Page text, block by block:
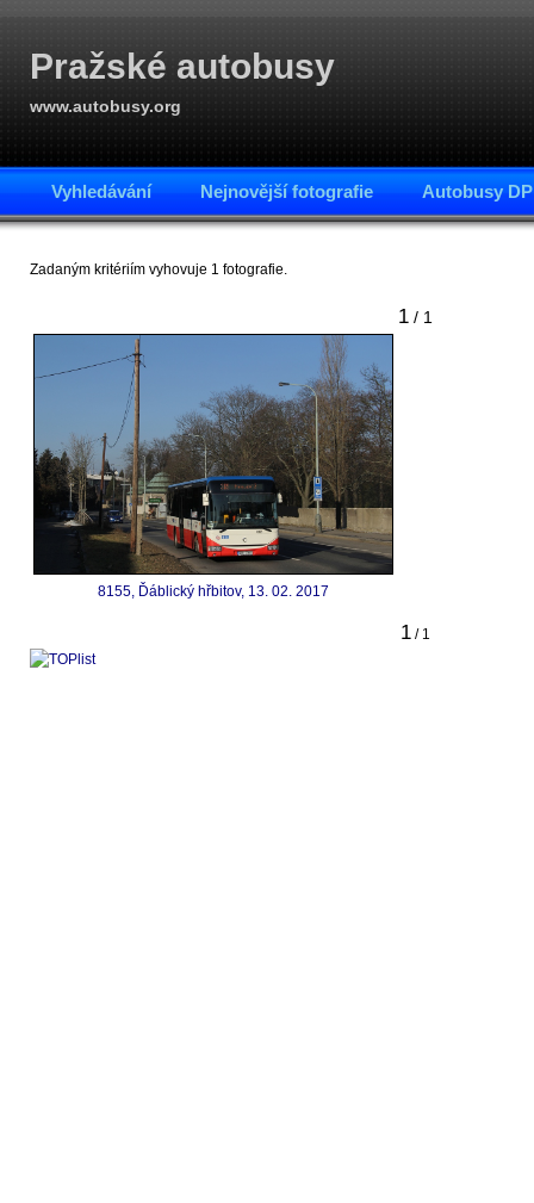
Pražské autobusy
www.autobusy.org
Vyhledávání Nejnovější fotografie Autobusy
Zadaným kritériím vyhovuje 1 fotografie.
1 / 1
8155, Ďáblický hřbitov, 13. 02. 2017
1 / 1